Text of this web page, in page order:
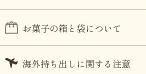
お菓子の箱と袋について
海外持ち出しに関する注意